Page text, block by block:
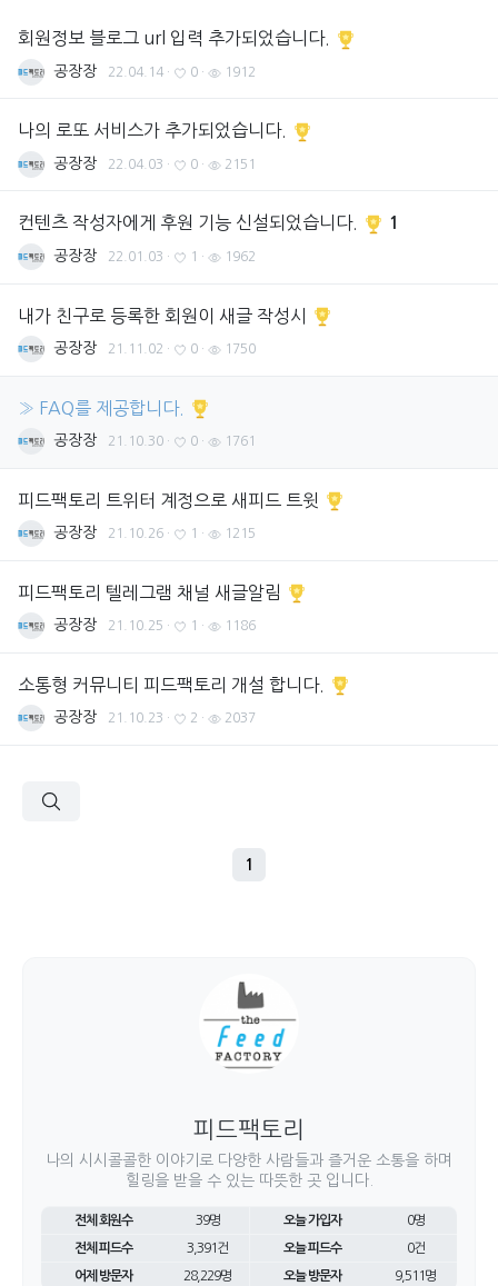
회원정보 블로그 url 입력 추가되었습니다.
공장장 22.04.14 · 0 · 1912
나의 로또 서비스가 추가되었습니다.
공장장 22.04.03 · 0 · 2151
컨텐츠 작성자에게 후원 기능 신설되었습니다. 1
공장장 22.01.03 · 1 · 1962
내가 친구로 등록한 회원이 새글 작성시
공장장 21.11.02 · 0 · 1750
» FAQ를 제공합니다.
공장장 21.10.30 · 0 · 1761
피드팩토리 트위터 계정으로 새피드 트윗
공장장 21.10.26 · 1 · 1215
피드팩토리 텔레그램 채널 새글알림
공장장 21.10.25 · 1 · 1186
소통형 커뮤니티 피드팩토리 개설 합니다.
공장장 21.10.23 · 2 · 2037
1
피드팩토리
나의 시시콜콜한 이야기로 다양한 사람들과 즐거운 소통을 하며
힐링을 받을 수 있는 따뜻한 곳 입니다.
전체 회원수 39명 오늘 가입자 0명
전체 피드수 3,391건 오늘 피드수 0건
어제 방문자 28,229명 오늘 방문자 9,511명